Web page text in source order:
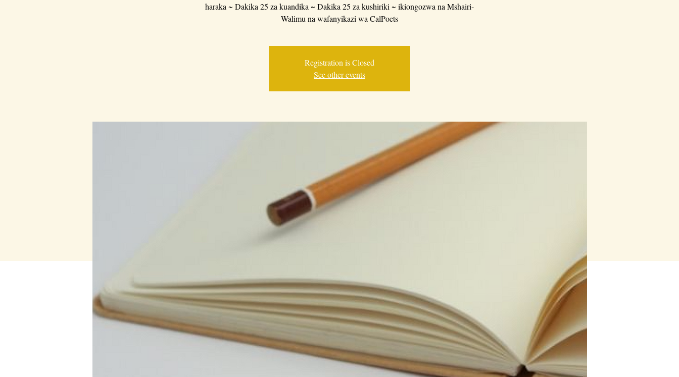
haraka ~ Dakika 25 za kuandika ~ Dakika 25 za kushiriki ~ ikiongozwa na Mshairi-
Walimu na wafanyikazi wa CalPoets
Registration is Closed
See other events